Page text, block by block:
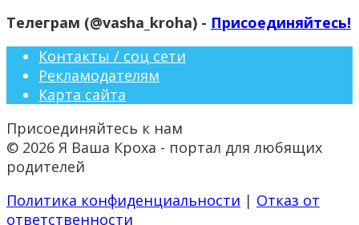
Телеграм (@vasha_kroha) - Присоединяйтесь!
Контакты / соц сети
Рекламодателям
Карта сайта
Присоединяйтесь к нам
© 2026 Я Ваша Кроха - портал для любящих
родителей
Политика конфиденциальности | Отказ от
ответственности